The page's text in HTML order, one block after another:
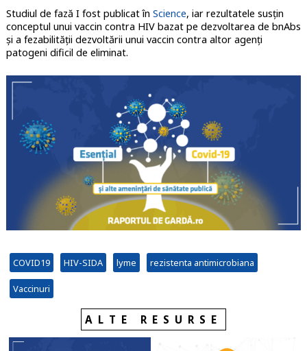
Studiul de fază I fost publicat în Science, iar rezultatele susțin
conceptul unui vaccin contra HIV bazat pe dezvoltarea de bnAbs
și a fezabilității dezvoltării unui vaccin contra altor agenți
patogeni dificil de eliminat.
COVID19 HIV-SIDA lyme rezistenta antimicrobiana
Vaccinuri
ALTE RESURSE